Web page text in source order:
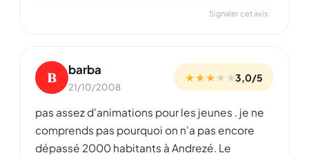
Signaler cet avis
B barba
21/10/2008
★ ★ ★★ ★3,0/5
pas assez d'animations pour les jeunes . je ne
comprends pas pourquoi on n'a pas encore
dépassé 2000 habitants à Andrezé. Le